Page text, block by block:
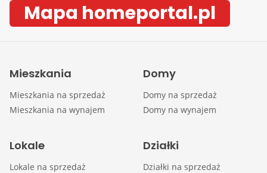
Mapa homeportal.pl
Mieszkania
Mieszkania na sprzedaż
Mieszkania na wynajem
Domy
Domy na sprzedaż
Domy na wynajem
Lokale
Lokale na sprzedaż
Działki
Działki na sprzedaż